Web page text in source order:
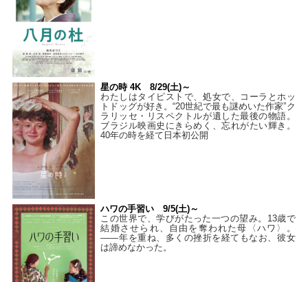
星の時 4K 8/29(土)～
わたしはタイピストで、処⼥で、コーラとホッ
トドッグが好き。“20世紀で最も謎めいた作家”ク
ラリッセ・リスペクトルが遺した最後の物語。
ブラジル映画史にきらめく、忘れがたい輝き。
40年の時を経て⽇本初公開
ハワの手習い 9/5(土)～
この世界で、学びがたった一つの望み。13歳で
結婚させられ、自由を奪われた母〈ハワ〉。
——年を重ね、多くの挫折を経てもなお、彼女
は諦めなかった。